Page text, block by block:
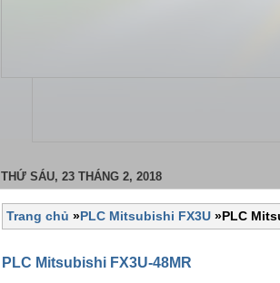
THỨ SÁU, 23 THÁNG 2, 2018
Trang chủ »PLC Mitsubishi FX3U »PLC
PLC Mitsubishi FX3U-48MR